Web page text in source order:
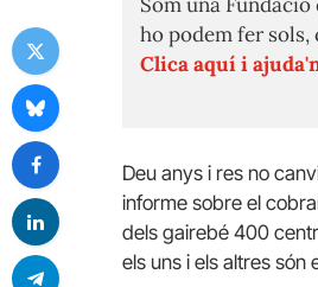
ho podem fer
Clica aquí i
Deu anys i res no
informe sobre el
dels gairebé 400
els uns i els altres són